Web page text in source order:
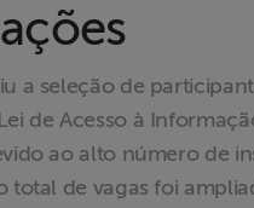
a seleção de
de Acesso à
ao alto número de
total de vagas foi